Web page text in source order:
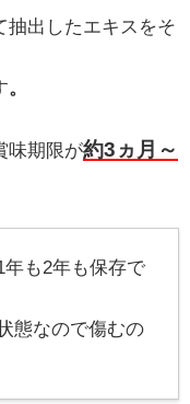
抽出したエキスをそ
。
味期限が約3ヵ月～
も2年も保存で
態なので傷むの